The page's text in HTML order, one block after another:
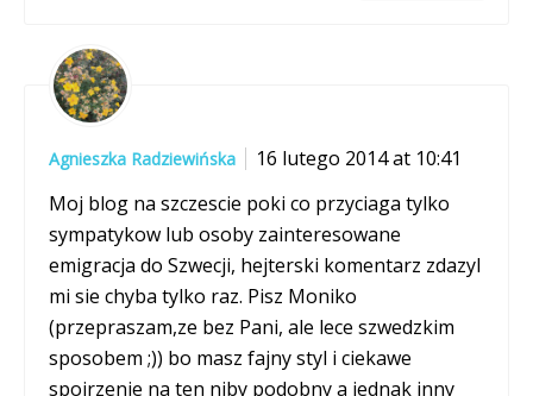
Agnieszka Radziewińska
16 lutego 2014 at 10:41
Moj blog na szczescie poki co przyciaga tylko
sympatykow lub osoby zainteresowane
emigracja do Szwecji, hejterski komentarz zdazyl
mi sie chyba tylko raz. Pisz Moniko
(przepraszam,ze bez Pani, ale lece szwedzkim
sposobem ;)) bo masz fajny styl i ciekawe
spojrzenie na ten niby podobny a jednak inny